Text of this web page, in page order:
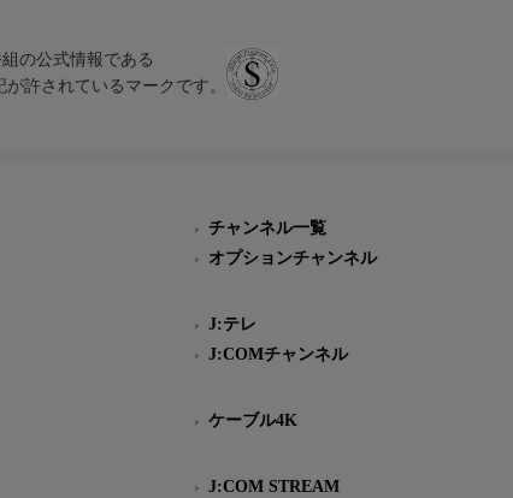
の公式情報である
許されているマークです。
チャンネル一覧
オプションチャンネル
J:テレ
J:COMチャンネル
ケーブル4K
J:COM STREAM